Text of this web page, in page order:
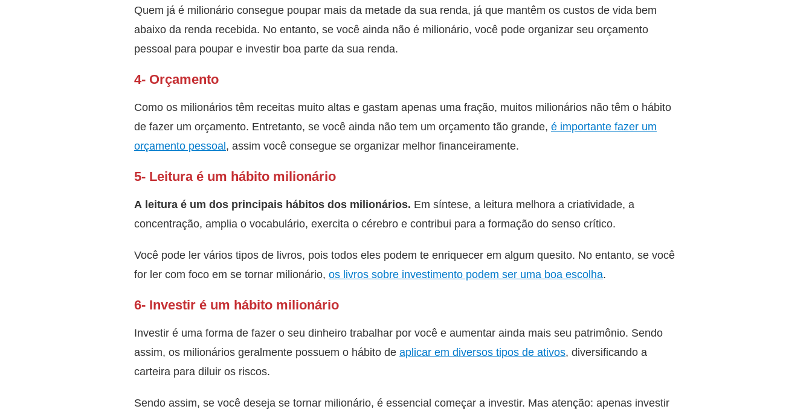
Quem já é milionário consegue poupar mais da metade da sua renda, já que mantêm os custos de vida bem
abaixo da renda recebida. No entanto, se você ainda não é milionário, você pode organizar seu orçamento
pessoal para poupar e investir boa parte da sua renda.
4- Orçamento
Como os milionários têm receitas muito altas e gastam apenas uma fração, muitos milionários não têm o hábito
de fazer um orçamento. Entretanto, se você ainda não tem um orçamento tão grande, é importante fazer um
orçamento pessoal, assim você consegue se organizar melhor financeiramente.
5- Leitura é um hábito milionário
A leitura é um dos principais hábitos dos milionários. Em síntese, a leitura melhora a criatividade, a
concentração, amplia o vocabulário, exercita o cérebro e contribui para a formação do senso crítico.
Você pode ler vários tipos de livros, pois todos eles podem te enriquecer em algum quesito. No entanto, se você
for ler com foco em se tornar milionário, os livros sobre investimento podem ser uma boa escolha.
6- Investir é um hábito milionário
Investir é uma forma de fazer o seu dinheiro trabalhar por você e aumentar ainda mais seu patrimônio. Sendo
assim, os milionários geralmente possuem o hábito de aplicar em diversos tipos de ativos, diversificando a
carteira para diluir os riscos.
Sendo assim, se você deseja se tornar milionário, é essencial começar a investir. Mas atenção: apenas investir